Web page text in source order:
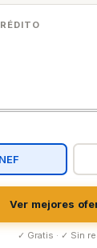
Ver mejores
✓ Gratis · ✓ Sin